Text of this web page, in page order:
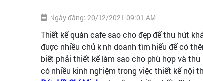
Ngày đăng: 20/12/2021 09:01 AM
Thiết kế quán cafe sao cho đẹp để thu hút
được nhiều chủ kinh doanh tìm hiểu để có
biết phải thiết kế làm sao cho phù hợp và
có nhiều kinh nghiệm trong việc thiết kế nội